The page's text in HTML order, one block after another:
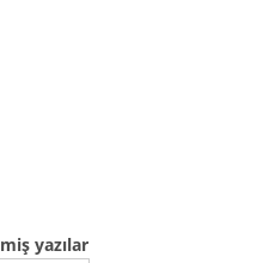
yazılar